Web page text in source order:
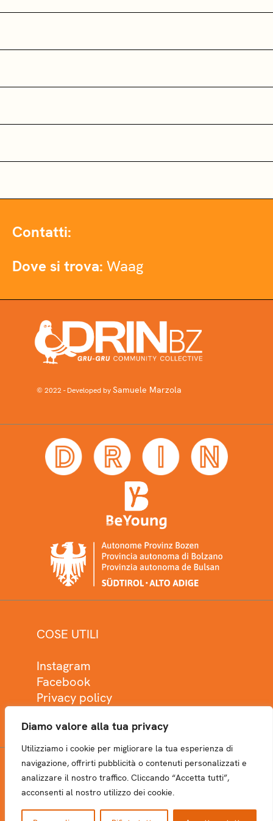
Diamo valore alla tua privacy
Utilizziamo i cookie per migliorare la tua esperienza di
navigazione, offrirti pubblicità o contenuti personalizzati e
analizzare il nostro traffico. Cliccando “Accetta tutti”,
acconsenti al nostro utilizzo dei cookie.
Contatti:
Dove si trova: Waag
© 2022 - Developed bySamuele Marzola
COSE UTILI
Instagram
Facebook
Privacy policy
NEWSLETTER